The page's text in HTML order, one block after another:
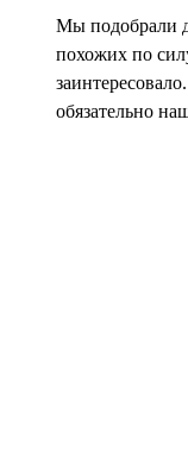
Мы подобрали
похожих по
обязательно